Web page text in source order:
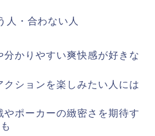
人・合わない人
分かりやすい爽快感が好きな
クションを楽しみたい人には
やポーカーの緻密さを期待す